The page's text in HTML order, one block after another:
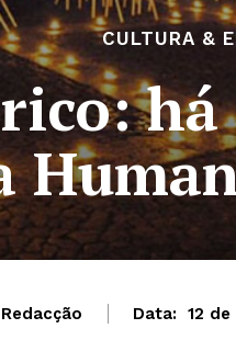
CULTURA &
Redacção Data: 12